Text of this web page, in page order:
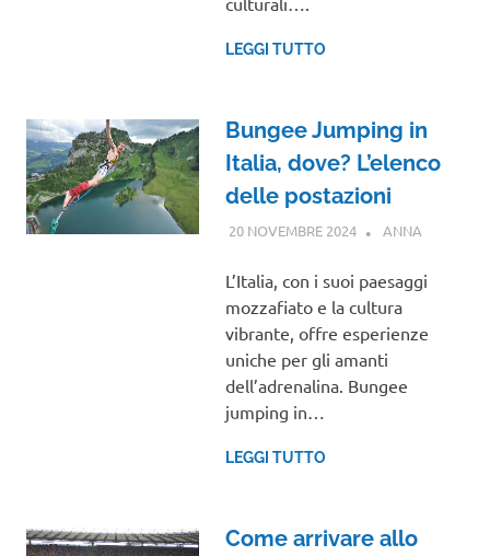
LEGGI TUTTO
Bungee Jumping in
Italia, dove? L’elenco
delle postazioni
20 NOVEMBRE 2024 ANNA
L’Italia, con i suoi paesaggi
mozzafiato e la cultura
vibrante, offre esperienze
uniche per gli amanti
dell’adrenalina. Bungee
jumping in…
LEGGI TUTTO
Come arrivare allo